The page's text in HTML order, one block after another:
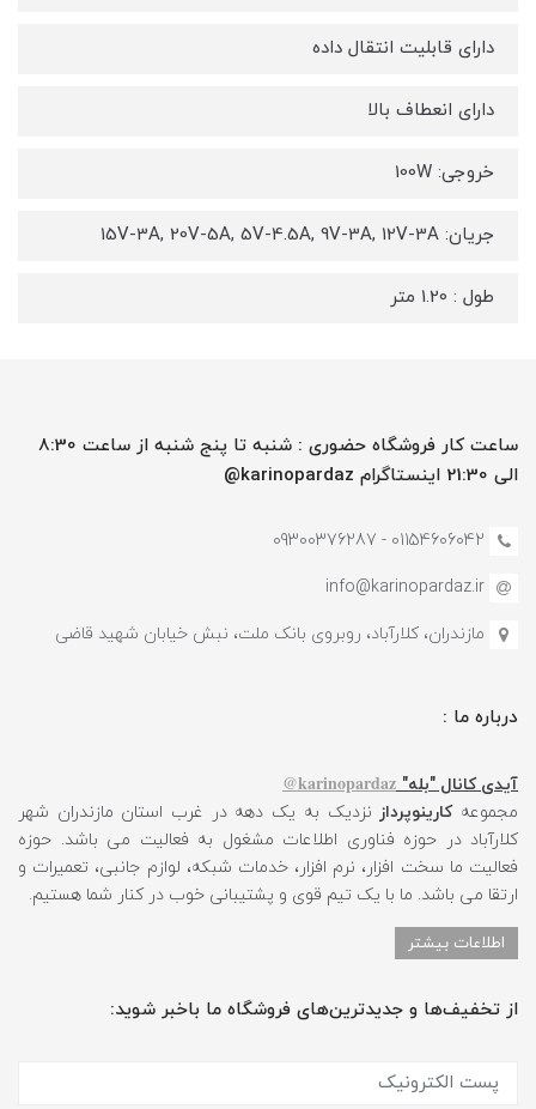
دارای قابلیت انتقال داده
دارای انعطاف بالا
خروجی: 100W
جریان: 15V-3A, 20V-5A, 5V-4.5A, 9V-3A, 12V-3A
طول : 1.20 متر
ساعت کار فروشگاه حضوری : شنبه تا پنج شنبه از ساعت 8:30
الی 21:30 اینستاگرام karinopardaz@
01154606042 - 09300376287
info@karinopardaz.ir
مازندران، کلارآباد، روبروی بانک ملت، نبش خیابان شهید قاضی
درباره ما :
آیدی کانال "بله" karinopardaz@
مجموعهکارینوپرداز نزدیک به یک دهه در غرب استان مازندران شهر
کلارآباد در حوزه فناوری اطلاعات مشغول به فعالیت می باشد. حوزه
فعالیت ما سخت افزار، نرم افزار، خدمات شبکه، لوازم جانبی، تعمیرات و
ارتقا می باشد. ما با یک تیم قوی و پشتیبانی خوب در کنار شما هستیم.
اطلاعات بیشتر
از تخفیف‌ها و جدیدترین‌های فروشگاه ما باخبر شوید: